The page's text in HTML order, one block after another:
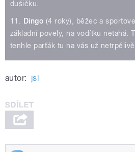
dušičku.
11. Dingo (4 roky), běžec a
základní povely, na vodítku netahá.
tenhle parťák tu na vás už netrpělivě
autor: jsl